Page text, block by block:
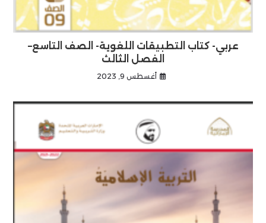
عربي- كتاب التطبيقات اللغوية- الصف التاسع–
الفصل الثالث
أغسطس 9, 2023